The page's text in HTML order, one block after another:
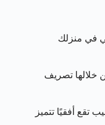
في منزلك
خلالها تصريف
تقع أفقيًا تتميز